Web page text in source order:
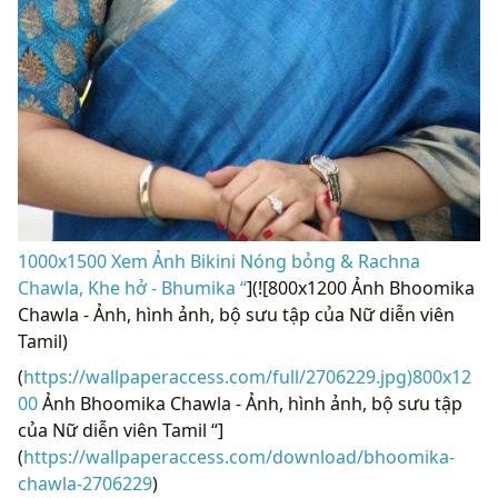
1000x1500 Xem Ảnh Bikini Nóng bỏng & Rachna
Chawla, Khe hở - Bhumika “](![800x1200 Ảnh Bhoomika
Chawla - Ảnh, hình ảnh, bộ sưu tập của Nữ diễn viên
Tamil)
(https://wallpaperaccess.com/full/2706229.jpg)800x12
00Ảnh Bhoomika Chawla - Ảnh, hình ảnh, bộ sưu tập
của Nữ diễn viên Tamil “]
(https://wallpaperaccess.com/download/bhoomika-
chawla-2706229)